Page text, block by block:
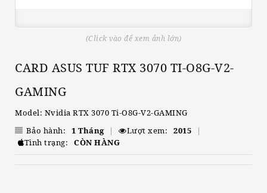
(Click vào để xem ảnh lớn)
CARD ASUS TUF RTX 3070 TI-O8G-V2-
GAMING
Model: Nvidia RTX 3070 Ti-O8G-V2-GAMING
Bảo hành:
1 Tháng | Lượt xem: 2015
|
Tình trạng:
CÒN HÀNG